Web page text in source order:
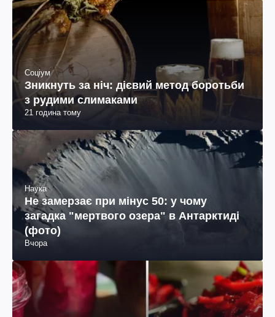
Соціум
Зникнуть за ніч: дієвий метод боротьби
з рудими слимаками
21 година тому
Наука
Не замерзає при мінус 50: у чому
загадка "мертвого озера" в Антарктиді
(фото)
Вчора